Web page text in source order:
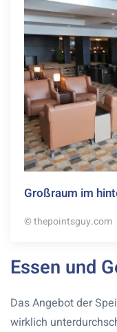
Großraum im
© thepointsguy.com
Essen und
Das Angebot der
wirklich